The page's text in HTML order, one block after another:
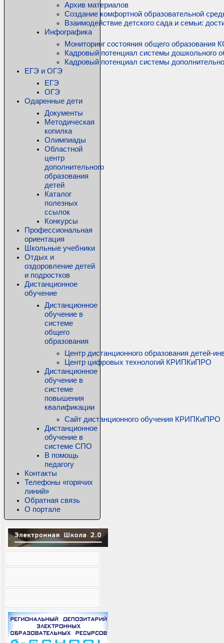
Архив материалов
Создание комфортной образовательной
Взаимодействие детского сада и семьи:
Инфографика
Мониторинг состояния общего образования
Кадровый потенциал системы дошкольного
Кадровый потенциал системы
ЕГЭ и ОГЭ
ЕГЭ
ОГЭ
Одаренные дети
Документы
Методическая
копилка
Олимпиады
Областной
центр
дополнительного
образования
детей
Каталог
полезных
ссылок
Конкурсы
Профессиональная
ориентация
Школьные учебники
Отдых и
оздоровление детей
и подростков
Дистанционное
обучение
Дистанционное
обучение в
системе
общего
образования
Центр дистанционного образования детей-
Центр цифровых технологий КРИПКиПРО
Дистанционное
обучение в
системе
повышения
квалификации
Сайт дистанционного обучения КРИПКиПРО
Дистанционное
обучение в
системе СПО
В помощь
педагогу
Контакты
Телефоны «горячих
линий»
Обратная связь
О портале